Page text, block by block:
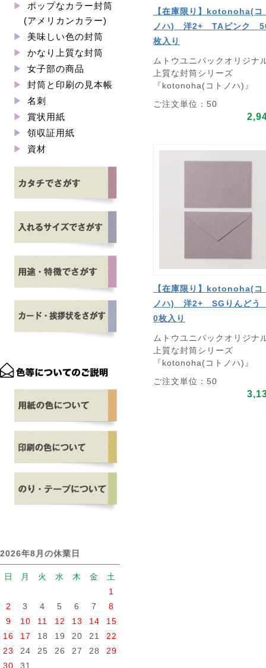
ポップなカラー封筒
(アメリカンカラー)
美味しい色の封筒
かなり上質な封筒
女子部の商品
封筒と印刷の見本帳
名刺
賞状用紙
領収証用紙
資材
2026年8月の休業日
日 月 火 水 木 金
土
1
2
3 4 5 6 7
8
9
10 11 12 13 14
15
16
17 18 19 20 21
22
23
24 25 26 27 28
29
30
31
【在庫限り】kotonoha(コ
ノハ) 洋2+ TAピンク
枚入り
ムトウユニパックオリジナ
上質な封筒シリーズ
『kotonoha(コトノハ)』
ご注文単位：50
【在庫限り】kotonoha(コ
ノハ) 洋2+ SGりんど
0枚入り
ムトウユニパックオリジナ
上質な封筒シリーズ
『kotonoha(コトノハ)』
ご注文単位：50